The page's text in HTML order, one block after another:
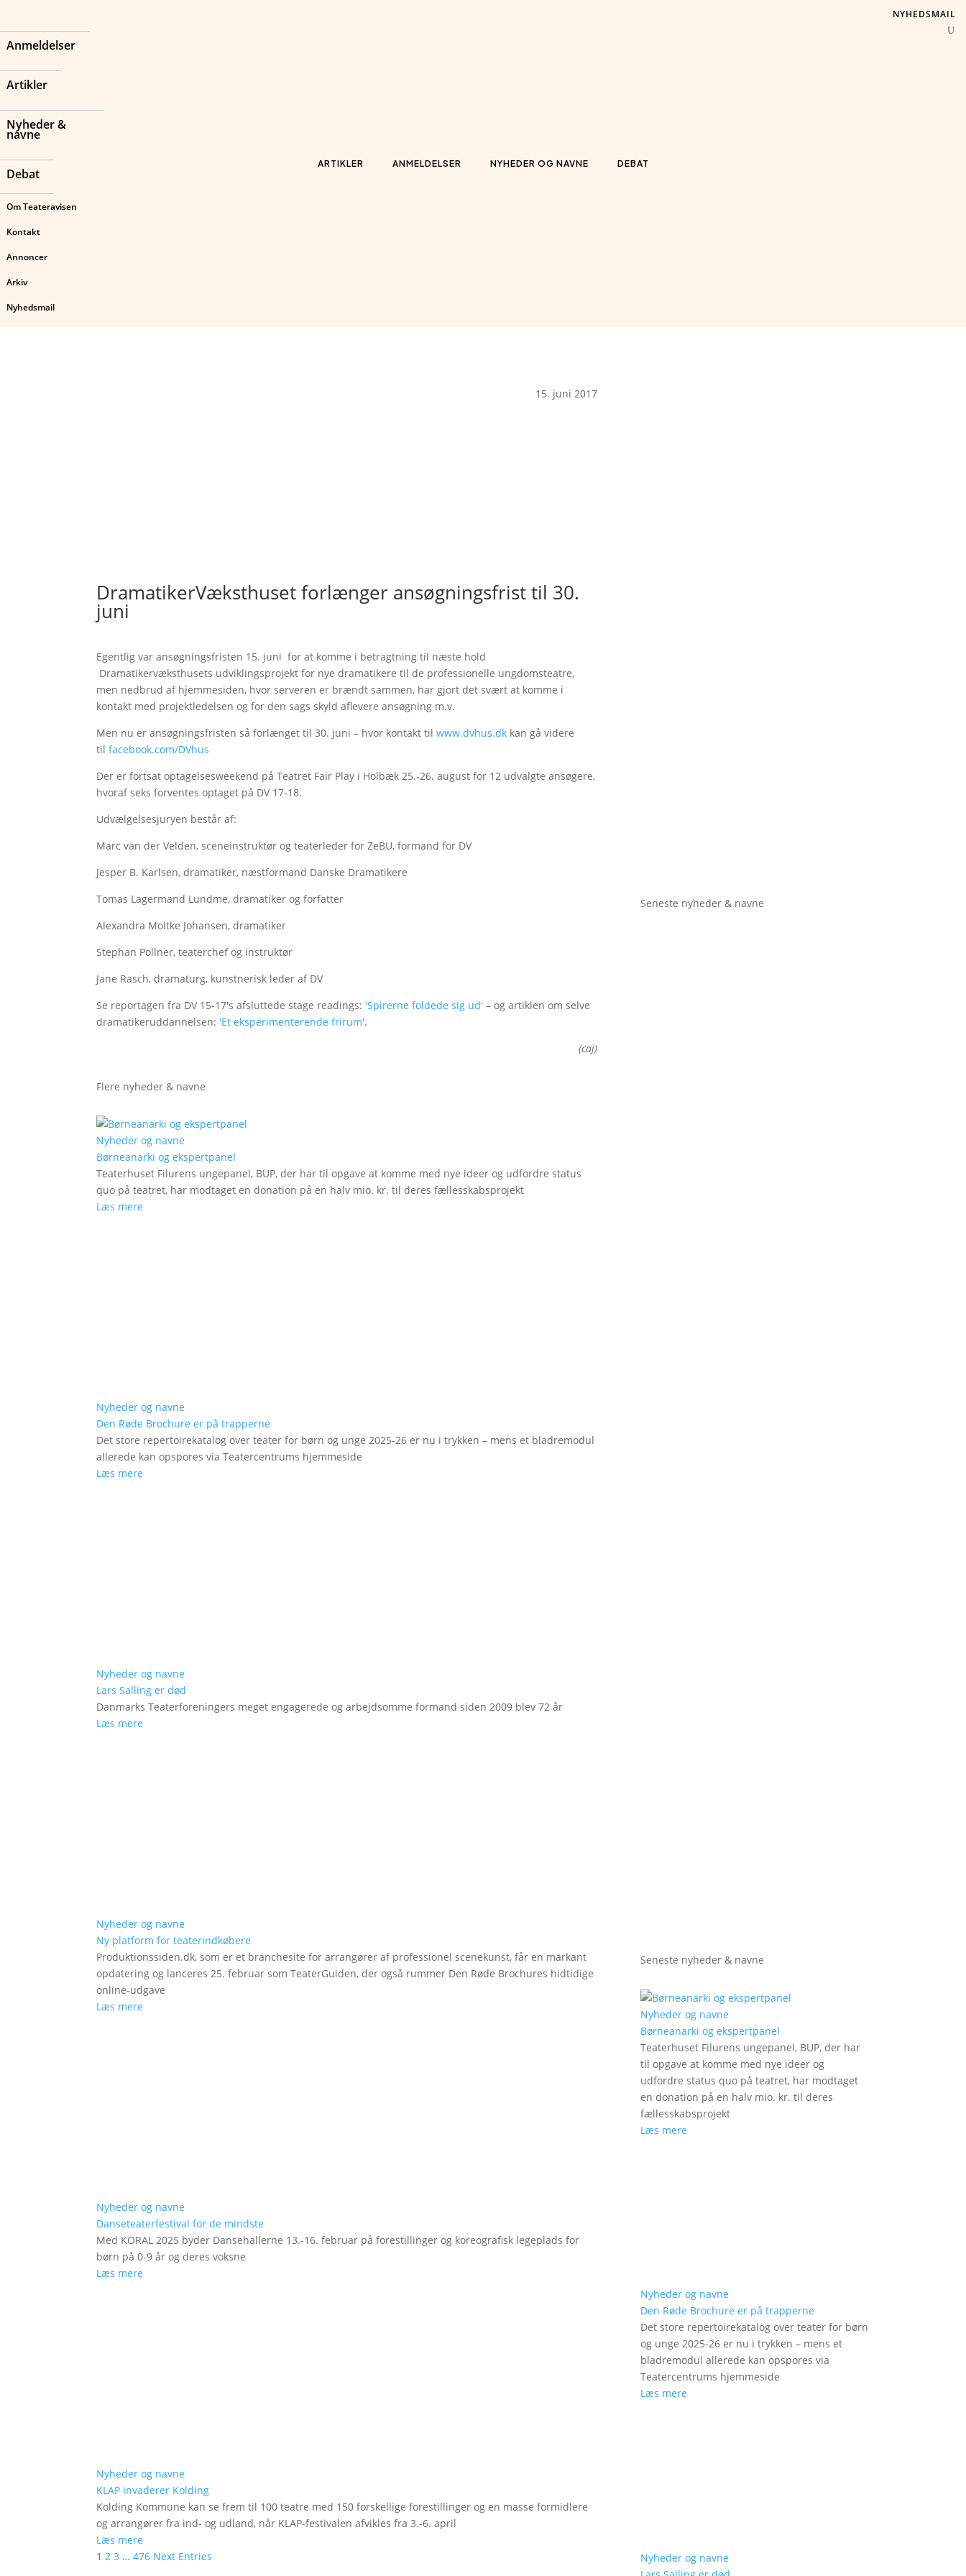
Anmeldelser
Artikler
Nyheder &
navne
Debat
Om Teateravisen
Kontakt
Annoncer
Arkiv
Nyhedsmail
ARTIKLER ANMELDELSER NYHEDER OG NAVNE DEBAT
NYHEDSMAIL
15. juni 2017
DramatikerVæksthuset forlænger ansøgningsfrist til 30.
juni
Egentlig var ansøgningsfristen 15. juni for at komme i betragtning til næste hold
Dramatikervæksthusets udviklingsprojekt for nye dramatikere til de professionelle ungdomsteatre,
men nedbrud af hjemmesiden, hvor serveren er brændt sammen, har gjort det svært at komme i
kontakt med projektledelsen og for den sags skyld aflevere ansøgning m.v.
Men nu er ansøgningsfristen så forlænget til 30. juni – hvor kontakt tilwww.dvhus.dk kan gå videre
tilfacebook.com/DVhus
Der er fortsat optagelsesweekend på Teatret Fair Play i Holbæk 25.-26. august for 12 udvalgte ansøgere,
hvoraf seks forventes optaget på DV 17-18.
Udvælgelsesjuryen består af:
Marc van der Velden, sceneinstruktør og teaterleder for ZeBU, formand for DV
Jesper B. Karlsen, dramatiker, næstformand Danske Dramatikere
Tomas Lagermand Lundme, dramatiker og forfatter
Alexandra Moltke Johansen, dramatiker
Stephan Pollner, teaterchef og instruktør
Jane Rasch, dramaturg, kunstnerisk leder af DV
Se reportagen fra DV 15-17's afsluttede stage readings: 'Spirerne foldede sig ud' – og artiklen om selve
dramatikeruddannelsen: 'Et eksperimenterende frirum'.
(caj)
Flere nyheder & navne
Nyheder og navne
Børneanarki og ekspertpanel
Teaterhuset Filurens ungepanel, BUP, der har til opgave at komme med nye ideer og udfordre status
quo på teatret, har modtaget en donation på en halv mio. kr. til deres fællesskabsprojekt
Læs mere
Nyheder og navne
Den Røde Brochure er på trapperne
Det store repertoirekatalog over teater for børn og unge 2025-26 er nu i trykken – mens et bladremodul
allerede kan opspores via Teatercentrums hjemmeside
Læs mere
Nyheder og navne
Lars Salling er død
Danmarks Teaterforeningers meget engagerede og arbejdsomme formand siden 2009 blev 72 år
Læs mere
Nyheder og navne
Ny platform for teaterindkøbere
Produktionssiden.dk, som er et branchesite for arrangører af professionel scenekunst, får en markant
opdatering og lanceres 25. februar som TeaterGuiden, der også rummer Den Røde Brochures hidtidige
online-udgave
Læs mere
Nyheder og navne
Danseteaterfestival for de mindste
Med KORAL 2025 byder Dansehallerne 13.-16. februar på forestillinger og koreografisk legeplads for
børn på 0-9 år og deres voksne
Læs mere
Nyheder og navne
KLAP invaderer Kolding
Kolding Kommune kan se frem til 100 teatre med 150 forskellige forestillinger og en masse formidlere
og arrangører fra ind- og udland, når KLAP-festivalen afvikles fra 3.-6. april
Læs mere
1 2 3 … 476 Next Entries
Seneste nyheder & navne
Seneste nyheder & navne
Nyheder og navne
Børneanarki og ekspertpanel
Teaterhuset Filurens ungepanel, BUP, der har
til opgave at komme med nye ideer og
udfordre status quo på teatret, har modtaget
en donation på en halv mio. kr. til deres
fællesskabsprojekt
Læs mere
Nyheder og navne
Den Røde Brochure er på trapperne
Det store repertoirekatalog over teater for børn
og unge 2025-26 er nu i trykken – mens et
bladremodul allerede kan opspores via
Teatercentrums hjemmeside
Læs mere
Nyheder og navne